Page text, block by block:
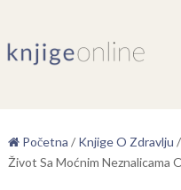
Početna / Knjige O Zdravlju /
Život Sa Moćnim Neznalicama